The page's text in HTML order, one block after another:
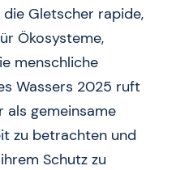
Gletscher rapide,
Ökosysteme,
menschliche
Wassers 2025 ruft
als gemeinsame
zu betrachten und
Schutz zu